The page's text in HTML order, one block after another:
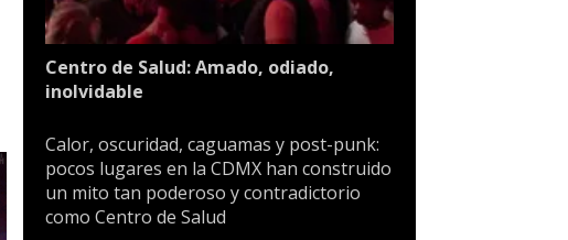
Centro de Salud: Amado, odiado,
inolvidable
Calor, oscuridad, caguamas y post-punk:
pocos lugares en la CDMX han construido
un mito tan poderoso y contradictorio
como Centro de Salud